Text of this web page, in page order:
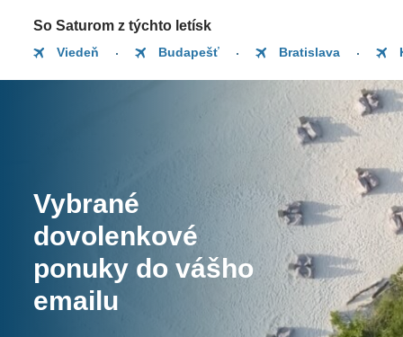
So Saturom z týchto letísk
Viedeň Budapešť Bratislava
Vybrané
dovolenkové
ponuky do vášho
emailu